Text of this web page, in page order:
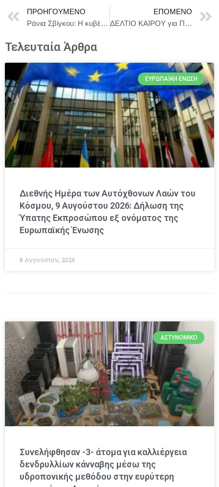
ΠΡΟΗΓΟΎΜΕΝΟ
Ράνια Σβίγκου: Η κυβέρνηση από την αρχή υπονομεύει το διάλογο με τους αγρότες
ΕΠΌΜΕΝΟ
ΔΕΛΤΙΟ ΚΑΙΡΟΥ για Παρασκευή 16/1
Τελευταία Άρθρα
ΕΥΡΩΠΑΪΚΉ ΈΝΩΣΗ
Διεθνής Ημέρα των Αυτόχθονων Λαών του
Κόσμου, 9 Αυγούστου 2026: Δήλωση της
Ύπατης Εκπροσώπου εξ ονόματος της
Ευρωπαϊκής Ένωσης
8 Αυγούστου, 2026
ΑΣΤΥΝΟΜΙΚΌ
Συνελήφθησαν -3- άτομα για καλλιέργεια
δενδρυλλίων κάνναβης μέσω της
υδροπονικής μεθόδου στην ευρύτερη